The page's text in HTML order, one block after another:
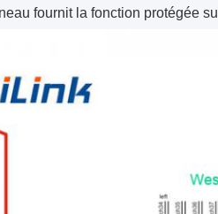
fournit la fonction protégée